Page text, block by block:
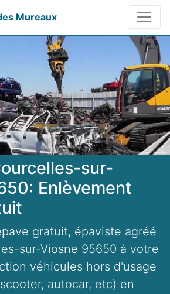
Mureaux
sur-
Enlèvement
gratuit, épaviste agréé
sur-Viosne 95650 à votre
véhicules hors d'usage
autocar, etc) en